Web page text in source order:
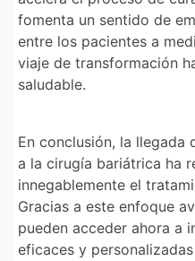
fomenta un sentido de
entre los pacientes a
viaje de transformación
saludable.
En conclusión, la llegada
a la cirugía bariátrica ha
innegablemente el
Gracias a este enfoque
pueden acceder ahora a
eficaces y